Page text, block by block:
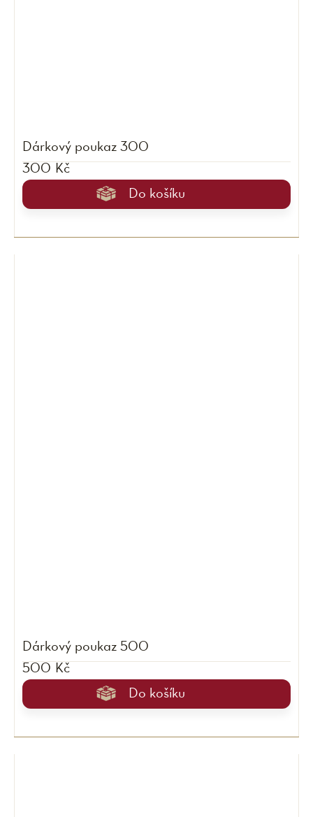
Dárkový poukaz 300
300 Kč
Do košíku
Dárkový poukaz 500
500 Kč
Do košíku